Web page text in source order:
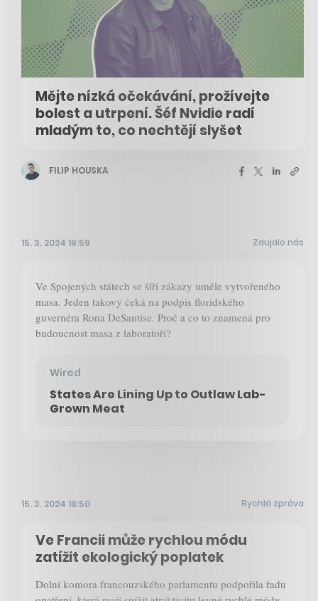
Mějte nízká očekávání, prožívejte
bolest a utrpení. Šéf Nvidie radí
mladým to, co nechtějí slyšet
FILIP HOUSKA
15. 3. 2024 19:59 Zaujalo nás
Ve Spojených státech se šíří zákazy uměle vytvořeného
masa. Jeden takový čeká na podpis floridského
guvernéra Rona DeSantise. Proč a co to znamená pro
budoucnost masa z laboratoří?
Wired
States Are Lining Up to Outlaw Lab-
Grown Meat
15. 3. 2024 18:50 Rychlá zpráva
Ve Francii může rychlou módu
zatížit ekologický poplatek
Dolní komora francouzského parlamentu podpořila řadu